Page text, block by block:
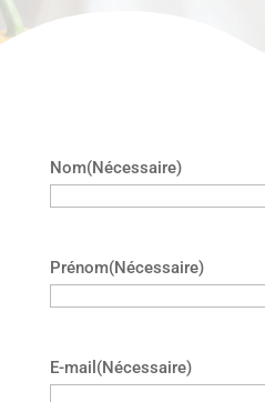
Nom(Nécessaire)
Prénom(Nécessaire)
E-mail (Nécessaire)